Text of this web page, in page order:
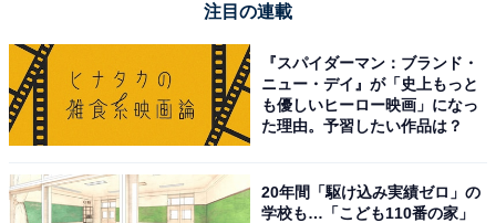
「訃」という漢字に比べると日常生活でもよく目にする
ため混同し、「訃報」を「けいほう」と読んでしまうの
かもしれません。
・【誤】とほう
注目の連載
『スパイダーマン：ブランド・
ニュー・デイ』が「史上もっと
も優しいヒーロー映画」になっ
た理由。予習したい作品は？
20年間「駆け込み実績ゼロ」の
学校も…「こども110番の家」